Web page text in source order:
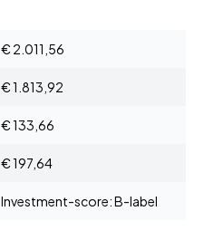
€ 2.011,56
€ 1.813,92
€ 133,66
€ 197,64
Investment-score: B-label